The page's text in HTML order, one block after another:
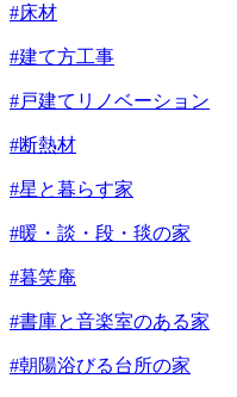
#床材
#建て方工事
#戸建てリノベーション
#断熱材
#星と暮らす家
#暖・談・段・毯の家
#暮笑庵
#書庫と音楽室のある家
#朝陽浴びる台所の家